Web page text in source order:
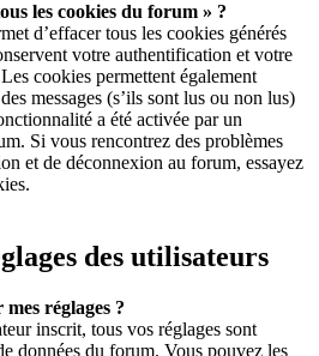
les cookies du forum » ?
d’effacer tous les cookies générés
votre authentification et votre
cookies permettent également
messages (s’ils sont lus ou non lus)
a été activée par un
Si vous rencontrez des problèmes
et de déconnexion au forum, essayez
des utilisateurs
réglages ?
inscrit, tous vos réglages sont
données du forum. Vous pouvez les